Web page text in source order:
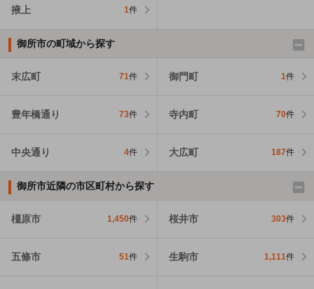
掖上 1件
御所市の町域から探す
末広町 71件 御門町 1件
豊年橋通り 73件 寺内町 70件
中央通り 4件 大広町 187件
御所市近隣の市区町村から探す
橿原市 1,450件 桜井市 303件
五條市 51件 生駒市 1,111件